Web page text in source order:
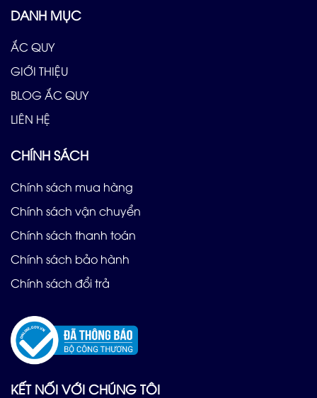
DANH MỤC
ẮC QUY
GIỚI THIỆU
BLOG ẮC QUY
LIÊN HỆ
CHÍNH SÁCH
Chính sách mua hàng
Chính sách vận chuyển
Chính sách thanh toán
Chính sách bảo hành
Chính sách đổi trả
KẾT NỐI VỚI CHÚNG TÔI